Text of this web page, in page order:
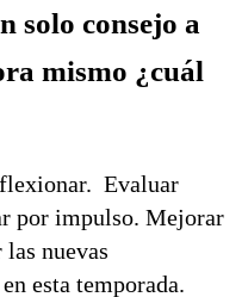
solo consejo a
mismo ¿cuál
Evaluar
por impulso. Mejorar
nuevas
esta temporada.